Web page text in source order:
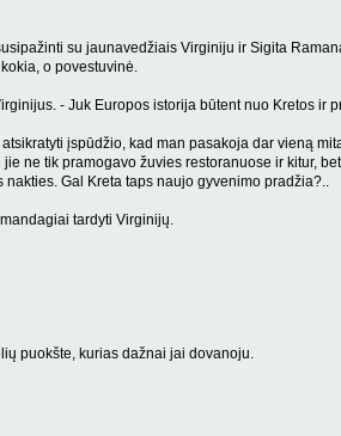
su jaunavedžiais Virginiju ir Sigita
o povestuvinė.
- Juk Europos istorija būtent nuo Kretos
įspūdžio, kad man pasakoja dar vieną
ne tik pramogavo žuvies restoranuose ir kitur,
Gal Kreta taps naujo gyvenimo pradžia?..
tardyti Virginijų.
puokšte, kurias dažnai jai dovanoju.